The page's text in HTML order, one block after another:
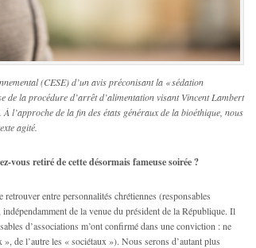
(CESE) d’un avis préconisant la « sédation
de la procédure d’arrêt d’alimentation visant Vincent Lambert
l’approche de la fin des états généraux de la bioéthique, nous
agité.
vous retiré de cette désormais fameuse soirée ?
entre personnalités chrétiennes (responsables
de la venue du président de la République. Il
d’associations m’ont confirmé dans une conviction : ne
de l’autre les « sociétaux »). Nous serons d’autant plus